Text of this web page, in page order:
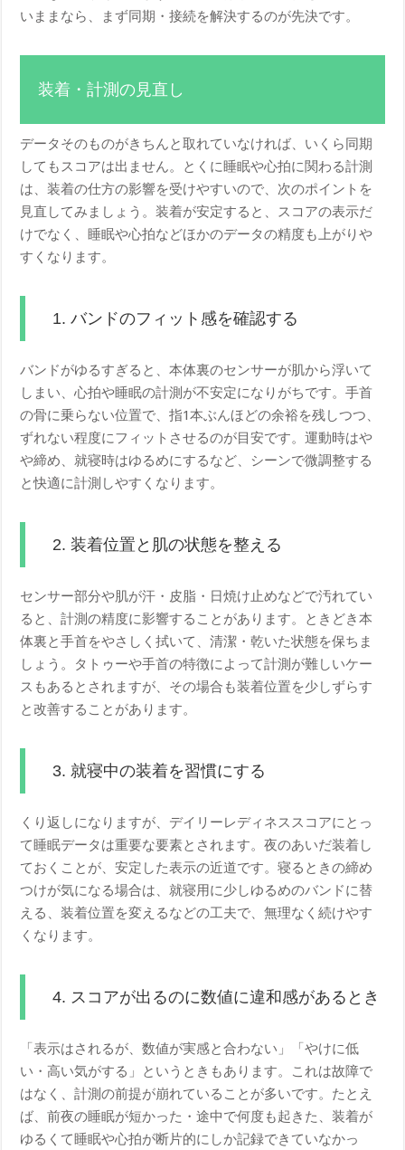
いままなら、まず同期・接続を解決するのが先決です。
装着・計測の見直し
データそのものがきちんと取れていなければ、いくら同期
してもスコアは出ません。とくに睡眠や心拍に関わる計測
は、装着の仕方の影響を受けやすいので、次のポイントを
見直してみましょう。装着が安定すると、スコアの表示だ
けでなく、睡眠や心拍などほかのデータの精度も上がりや
すくなります。
1. バンドのフィット感を確認する
バンドがゆるすぎると、本体裏のセンサーが肌から浮いて
しまい、心拍や睡眠の計測が不安定になりがちです。手首
の骨に乗らない位置で、指1本ぶんほどの余裕を残しつつ、
ずれない程度にフィットさせるのが目安です。運動時はや
や締め、就寝時はゆるめにするなど、シーンで微調整する
と快適に計測しやすくなります。
2. 装着位置と肌の状態を整える
センサー部分や肌が汗・皮脂・日焼け止めなどで汚れてい
ると、計測の精度に影響することがあります。ときどき本
体裏と手首をやさしく拭いて、清潔・乾いた状態を保ちま
しょう。タトゥーや手首の特徴によって計測が難しいケー
スもあるとされますが、その場合も装着位置を少しずらす
と改善することがあります。
3. 就寝中の装着を習慣にする
くり返しになりますが、デイリーレディネススコアにとっ
て睡眠データは重要な要素とされます。夜のあいだ装着し
ておくことが、安定した表示の近道です。寝るときの締め
つけが気になる場合は、就寝用に少しゆるめのバンドに替
える、装着位置を変えるなどの工夫で、無理なく続けやす
くなります。
4. スコアが出るのに数値に違和感があるとき
「表示はされるが、数値が実感と合わない」「やけに低
い・高い気がする」というときもあります。これは故障で
はなく、計測の前提が崩れていることが多いです。たとえ
ば、前夜の睡眠が短かった・途中で何度も起きた、装着が
ゆるくて睡眠や心拍が断片的にしか記録できていなかっ